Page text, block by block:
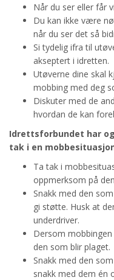
Når du ser eller får
Du kan ikke være
når du ser det så
Si tydelig ifra til
akseptert i idretten.
Utøverne dine skal
mobbing med deg
Diskuter med de
hvordan de kan
Idrettsforbundet har
tak i en
Ta tak i
oppmerksom på
Snakk med den
gi støtte. Husk at
underdriver.
Dersom
den som blir plaget.
Snakk med den
snakk med dem én